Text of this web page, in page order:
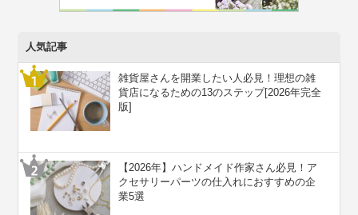
人気記事
雑貨屋さんを開業したい人必見！理想の雑
貨店になるための13のステップ[2026年完全
版]
【2026年】ハンドメイド作家さん必見！ア
クセサリーパーツの仕入れにおすすめの企
業5選